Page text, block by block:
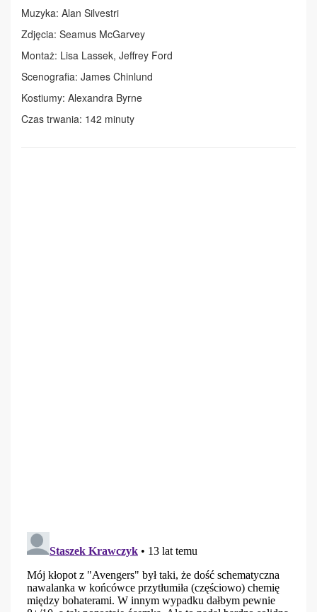
Muzyka: Alan Silvestri
Zdjęcia: Seamus McGarvey
Montaż: Lisa Lassek, Jeffrey Ford
Scenografia: James Chinlund
Kostiumy: Alexandra Byrne
Czas trwania: 142 minuty